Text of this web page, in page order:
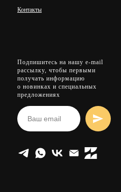
Контакты
Подпишитесь на нашу e-mail
рассылку, чтобы первыми
получать информацию
о новинках и специальных
предложениях